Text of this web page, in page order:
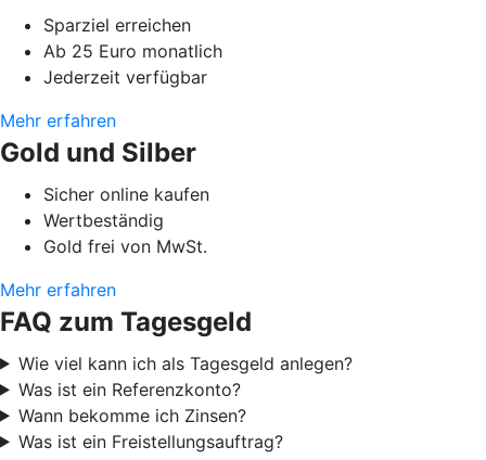
Sparziel erreichen
Ab 25 Euro monatlich
Jederzeit verfügbar
Mehr erfahren
Gold und Silber
Sicher online kaufen
Wertbeständig
Gold frei von MwSt.
Mehr erfahren
FAQ zum Tagesgeld
Wie viel kann ich als Tagesgeld anlegen?
Was ist ein Referenzkonto?
Wann bekomme ich Zinsen?
Was ist ein Freistellungsauftrag?